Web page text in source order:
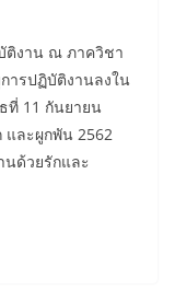
ติงาน ณ ภาควิชา
ารปฏิบัติงานลงใน
ที่ 11 กันยายน
และผูกพัน 2562
นด้วยรักและ